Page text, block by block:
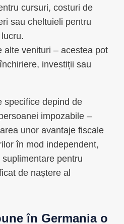
cursuri, costuri de
sau cheltuieli pentru
alte venituri – acestea pot
investiții sau
specifice depind de
impozabile –
unor avantaje fiscale
în mod independent,
pentru
de naștere al
în Germania o